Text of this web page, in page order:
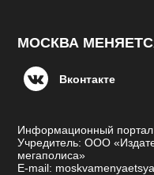
МОСКВА
Вконтакте
Информационный
Учредитель: ООО
мегаполиса»
E-mail: